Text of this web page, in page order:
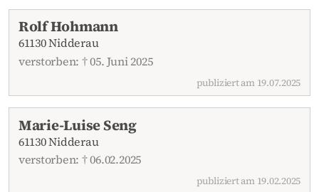
Aktuelle Traueranzeigen
Rolf Hohmann
61130 Nidderau
verstorben: † 05. Juni 2025
publiziert am 19.07.2025
Marie-Luise Seng
61130 Nidderau
verstorben: † 06.02.2025
publiziert am 19.02.2025